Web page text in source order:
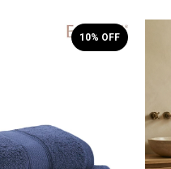
10% OFF